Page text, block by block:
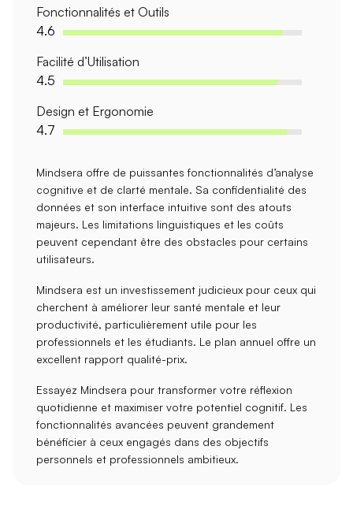
Fonctionnalités et Outils
4.6
Facilité d’Utilisation
4.5
Design et Ergonomie
4.7
Mindsera offre de puissantes fonctionnalités d’analyse
cognitive et de clarté mentale. Sa confidentialité des
données et son interface intuitive sont des atouts
majeurs. Les limitations linguistiques et les coûts
peuvent cependant être des obstacles pour certains
utilisateurs.
Mindsera est un investissement judicieux pour ceux qui
cherchent à améliorer leur santé mentale et leur
productivité, particulièrement utile pour les
professionnels et les étudiants. Le plan annuel offre un
excellent rapport qualité-prix.
Essayez Mindsera pour transformer votre réflexion
quotidienne et maximiser votre potentiel cognitif. Les
fonctionnalités avancées peuvent grandement
bénéficier à ceux engagés dans des objectifs
personnels et professionnels ambitieux.